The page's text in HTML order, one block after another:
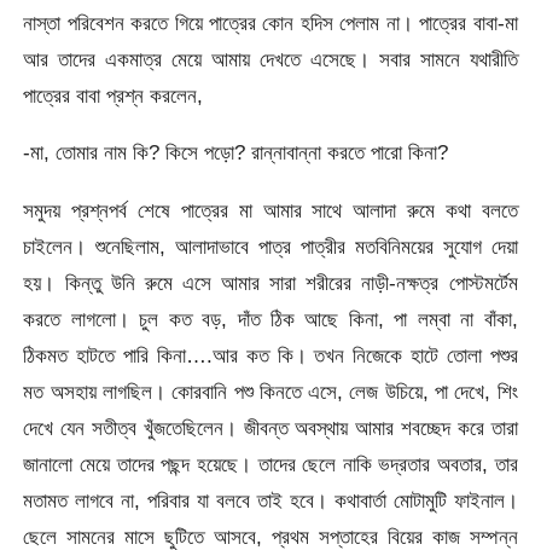
নাস্তা পরিবেশন করতে গিয়ে পাত্রের কোন হদিস পেলাম না। পাত্রের বাবা-মা
আর তাদের একমাত্র মেয়ে আমায় দেখতে এসেছে। সবার সামনে যথারীতি
পাত্রের বাবা প্রশ্ন করলেন,
-মা, তোমার নাম কি? কিসে পড়ো? রান্নাবান্না করতে পারো কিনা?
সমুদয় প্রশ্নপর্ব শেষে পাত্রের মা আমার সাথে আলাদা রুমে কথা বলতে
চাইলেন। শুনেছিলাম, আলাদাভাবে পাত্র পাত্রীর মতবিনিময়ের সুযোগ দেয়া
হয়। কিন্তু উনি রুমে এসে আমার সারা শরীরের নাড়ী-নক্ষত্র পোস্টমর্টেম
করতে লাগলো। চুল কত বড়, দাঁত ঠিক আছে কিনা, পা লম্বা না বাঁকা,
ঠিকমত হাটতে পারি কিনা….আর কত কি। তখন নিজেকে হাটে তোলা পশুর
মত অসহায় লাগছিল। কোরবানি পশু কিনতে এসে, লেজ উচিয়ে, পা দেখে, শিং
দেখে যেন সতীত্ব খুঁজতেছিলেন। জীবন্ত অবস্থায় আমার শবচ্ছেদ করে তারা
জানালো মেয়ে তাদের পছন্দ হয়েছে। তাদের ছেলে নাকি ভদ্রতার অবতার, তার
মতামত লাগবে না, পরিবার যা বলবে তাই হবে। কথাবার্তা মোটামুটি ফাইনাল।
ছেলে সামনের মাসে ছুটিতে আসবে, প্রথম সপ্তাহের বিয়ের কাজ সম্পন্ন